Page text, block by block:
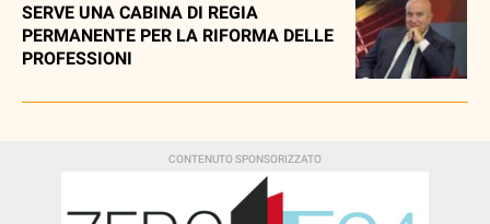
SERVE UNA CABINA DI REGIA
PERMANENTE PER LA RIFORMA DELLE
PROFESSIONI